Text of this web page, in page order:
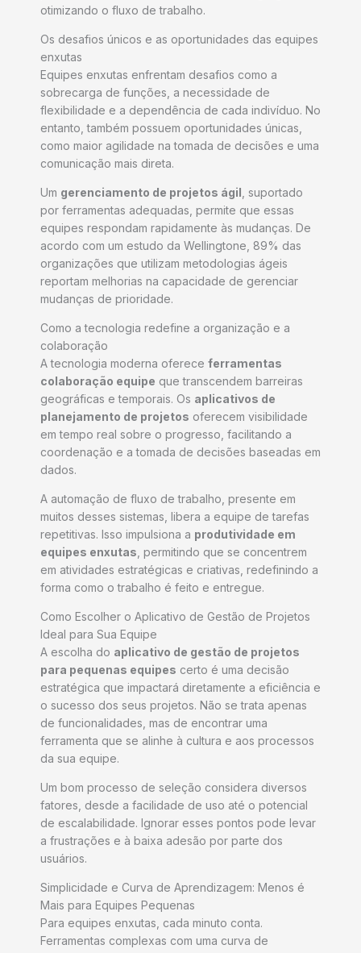
otimizando o fluxo de trabalho.
Os desafios únicos e as oportunidades das equipes
enxutas
Equipes enxutas enfrentam desafios como a
sobrecarga de funções, a necessidade de
flexibilidade e a dependência de cada indivíduo. No
entanto, também possuem oportunidades únicas,
como maior agilidade na tomada de decisões e uma
comunicação mais direta.
Um gerenciamento de projetos ágil , suportado
por ferramentas adequadas, permite que essas
equipes respondam rapidamente às mudanças. De
acordo com um estudo da Wellingtone, 89% das
organizações que utilizam metodologias ágeis
reportam melhorias na capacidade de gerenciar
mudanças de prioridade.
Como a tecnologia redefine a organização e a
colaboração
A tecnologia moderna oferece ferramentas
colaboração equipe que transcendem barreiras
geográficas e temporais. Os aplicativos de
planejamento de projetos oferecem visibilidade
em tempo real sobre o progresso, facilitando a
coordenação e a tomada de decisões baseadas em
dados.
A automação de fluxo de trabalho, presente em
muitos desses sistemas, libera a equipe de tarefas
repetitivas. Isso impulsiona a produtividade em
equipes enxutas , permitindo que se concentrem
em atividades estratégicas e criativas, redefinindo a
forma como o trabalho é feito e entregue.
Como Escolher o Aplicativo de Gestão de Projetos
Ideal para Sua Equipe
A escolha do aplicativo de gestão de projetos
para pequenas equipes certo é uma decisão
estratégica que impactará diretamente a eficiência e
o sucesso dos seus projetos. Não se trata apenas
de funcionalidades, mas de encontrar uma
ferramenta que se alinhe à cultura e aos processos
da sua equipe.
Um bom processo de seleção considera diversos
fatores, desde a facilidade de uso até o potencial
de escalabilidade. Ignorar esses pontos pode levar
a frustrações e à baixa adesão por parte dos
usuários.
Simplicidade e Curva de Aprendizagem: Menos é
Mais para Equipes Pequenas
Para equipes enxutas, cada minuto conta.
Ferramentas complexas com uma curva de